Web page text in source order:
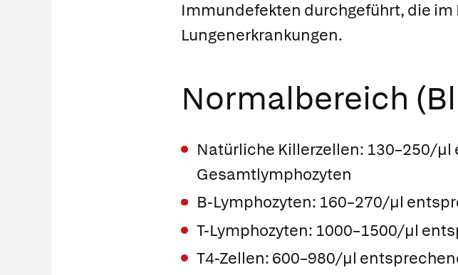
Immundefekten durchgeführt, die
Lungenerkrankungen.
Normalbereich
Natürliche Killerzellen: 130–250/µl
Gesamtlymphozyten
B-Lymphozyten: 160–270/µl
T-Lymphozyten: 1000–1500/µl
T4-Zellen: 600–980/µl